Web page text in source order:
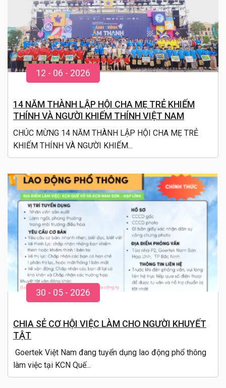
12 - 06 - 2026
14 NĂM THÀNH LẬP HỘI CHA MẸ TRẺ KHIẾM
THÍNH VÀ NGƯỜI KHIẾM THÍNH VIỆT NAM
CHÚC MỪNG 14 NĂM THÀNH LẬP HỘI CHA MẸ TRẺ
KHIẾM THÍNH VÀ NGƯỜI KHIẾM...
30 - 05 - 2026
CHIA SẺ CƠ HỘI VIỆC LÀM CHO NGƯỜI KHUYẾT
TẬT
Goertek Việt Nam đang tuyển dụng lao động phổ thông
làm việc tại KCN Quế...